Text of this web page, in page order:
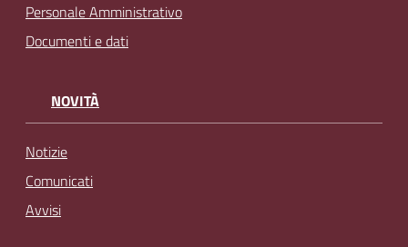
Personale Amministrativo
Documenti e dati
NOVITÀ
Notizie
Comunicati
Avvisi